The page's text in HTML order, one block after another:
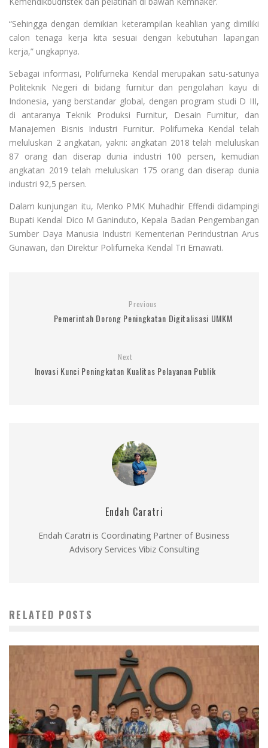
“Sehingga dengan demikian keterampilan keahlian yang dimiliki
calon tenaga kerja kita sesuai dengan kebutuhan lapangan
kerja,” ungkapnya.
Sebagai informasi, Polifurneka Kendal merupakan satu-satunya
Politeknik Negeri di bidang furnitur dan pengolahan kayu di
Indonesia, yang berstandar global, dengan program studi D III,
di antaranya Teknik Produksi Furnitur, Desain Furnitur, dan
Manajemen Bisnis Industri Furnitur. Polifurneka Kendal telah
meluluskan 2 angkatan, yakni: angkatan 2018 telah meluluskan
87 orang dan diserap dunia industri 100 persen, kemudian
angkatan 2019 telah meluluskan 175 orang dan diserap dunia
industri 92,5 persen.
Dalam kunjungan itu, Menko PMK Muhadhir Effendi didampingi
Bupati Kendal Dico M Ganinduto, Kepala Badan Pengembangan
Sumber Daya Manusia Industri Kementerian Perindustrian Arus
Gunawan, dan Direktur Polifurneka Kendal Tri Ernawati.
Previous
Pemerintah Dorong Peningkatan Digitalisasi UMKM
Next
Inovasi Kunci Peningkatan Kualitas Pelayanan Publik
Endah Caratri
Endah Caratri is Coordinating Partner of Business
Advisory Services Vibiz Consulting
RELATED POSTS